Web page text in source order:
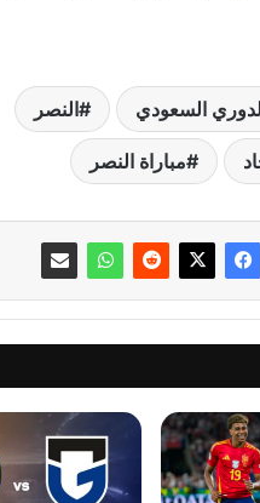
السعودي النصر
مباراة النصر